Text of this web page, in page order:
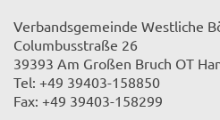
Verbandsgemeinde Westliche
Columbusstraße 26
39393 Am Großen Bruch OT
Tel: +49 39403-158850
Fax: +49 39403-158299